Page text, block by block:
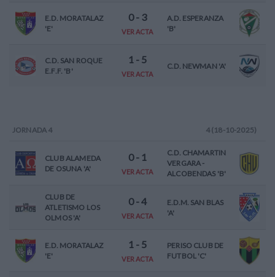
E.D. MORATALAZ
'E'
0- 3
VER ACTA
A.D. ESPERANZA
'B'
C.D. SAN ROQUE
E.F.F. 'B'
1- 5
VER ACTA
C.D. NEWMAN 'A'
JORNADA 4 4 (18-10-2025)
CLUB ALAMEDA
DE OSUNA 'A'
0- 1
VER ACTA
C.D. CHAMARTIN
VERGARA -
ALCOBENDAS 'B'
CLUB DE
ATLETISMO LOS
OLMOS 'A'
0-4
VER ACTA
E.D.M. SAN BLAS
'A'
E.D. MORATALAZ
'E'
1- 5
VER ACTA
PERISO CLUB DE
FUTBOL 'C'